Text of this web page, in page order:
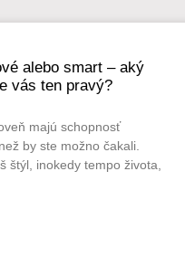
alebo smart – aký
vás ten pravý?
majú schopnosť
by ste možno čakali.
štýl, inokedy tempo života,